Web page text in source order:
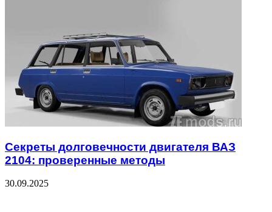
Секреты долговечности двигателя ВАЗ
2104: проверенные методы
30.09.2025